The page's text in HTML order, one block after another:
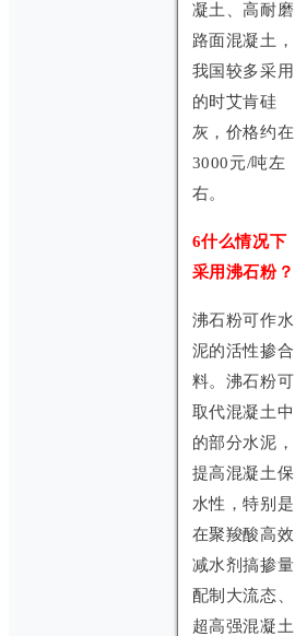
凝土、高耐磨
路面混凝土，
我国较多采用
的时艾肯硅
灰，价格约在
3000元/吨左
右。
6什么情况下
采用沸石粉？
沸石粉可作水
泥的活性掺合
料。沸石粉可
取代混凝土中
的部分水泥，
提高混凝土保
水性，特别是
在聚羧酸高效
减水剂搞掺量
配制大流态、
超高强混凝土